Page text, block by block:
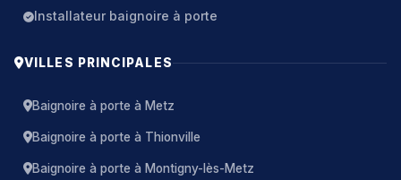
Installateur baignoire à porte
VILLES PRINCIPALES
Baignoire à porte à Metz
Baignoire à porte à Thionville
Baignoire à porte à Montigny-lès-Metz